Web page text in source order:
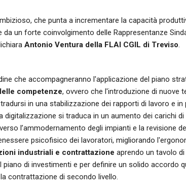
che punta a incrementare la capacità
un forte coinvolgimento delle Rappresentanze
Antonio Ventura della FLAI CGIL di Treviso
che accompagneranno l'applicazione del piano
competenze, ovvero che l'introduzione di nuove
in una stabilizzazione dei rapporti di lavoro e
digitalizzazione si traduca in un aumento dei carichi di
l’ammodernamento degli impianti e la revisione
psicofisico dei lavoratori, migliorando
industriali e contrattazione aprendo un tavolo
di investimenti e per definire un solido accordo
contrattazione di secondo livello.